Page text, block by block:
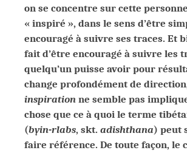
on se concentre sur cette
« inspiré », dans le sens d’être
encouragé à suivre ses traces. Et
fait d’être encouragé à suivre les
quelqu’un puisse avoir pour
change profondément de
inspiration ne semble pas
chose que ce à quoi le terme
(byin-rlabs, skt. adishthana) peut
faire référence. De toute façon, le